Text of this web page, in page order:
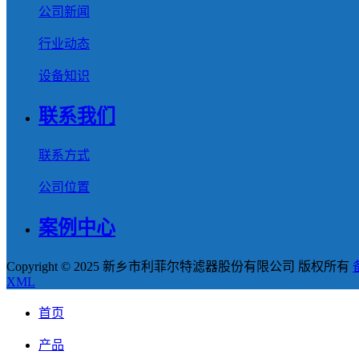
公司新闻
行业动态
设备知识
联系我们
联系方式
公司位置
案例中心
Copyright © 2025 新乡市利菲尔特滤器股份有限公司 版权所有
XML
首页
产品